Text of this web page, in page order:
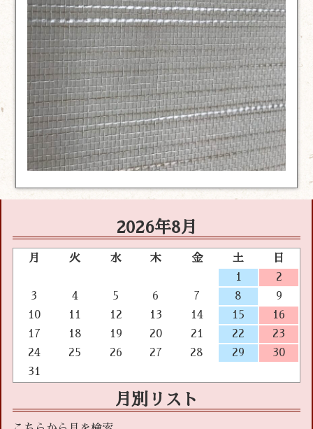
2026年8月
月 火 水 木 金 土
日
1
2
3
4 5 6 7 8
9
10
11 12 13 14 15
16
17
18 19 20 21 22
23
24
25 26 27 28 29
30
31
月別リスト